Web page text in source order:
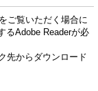
ご覧いただく場合に
るAdobe Readerが必
先からダウンロード